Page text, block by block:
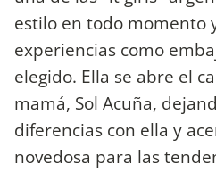
estilo en todo momento
experiencias como
elegido. Ella se abre el
mamá, Sol Acuña,
diferencias con ella y
novedosa para las